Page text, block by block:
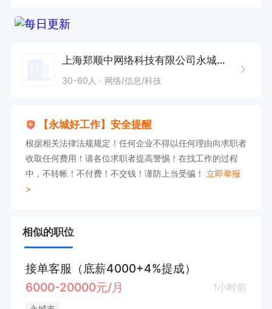
上海郑顺中网络科技有限公司永城分公司
30-60人 网络/信息/科技
【永城好工作】安全提醒
根据相关法律法规规定！任何企业不得以任何理由向求职者
收取任何费用！请各位求职者提高警惕！在找工作的过程
中，不转帐！不付费！不交钱！谨防上当受骗！ 立即举报
>
相似的职位
接单客服（底薪4000+4%提成）
6000-20000元/月
1小时前